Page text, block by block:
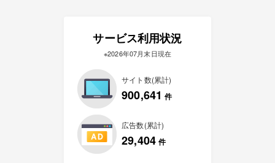
サービス利用状況
※2026年07月末日現在
サイト数(累計)
900,641 件
広告数(累計)
29,404 件